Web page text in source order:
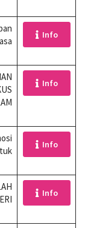
Info
Info
Info
Info